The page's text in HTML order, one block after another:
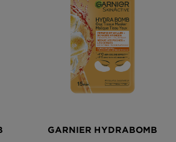
GARNIER HYDRABOMB